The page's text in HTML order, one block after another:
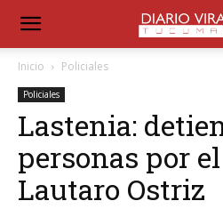
Inicio Policiales
Policiales
Lastenia:
personas por
Lautaro Ostriz